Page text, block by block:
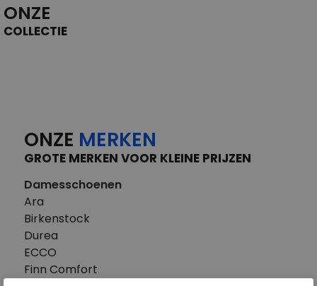
ONZE
COLLECTIE
ONZE MERKEN
GROTE MERKEN VOOR KLEINE PRIJZEN
Damesschoenen
Ara
Birkenstock
Durea
ECCO
Finn Comfort